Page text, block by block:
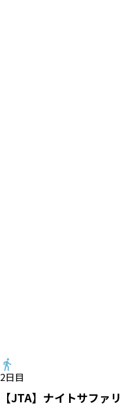
2日目
【JTA】ナイトサファリ